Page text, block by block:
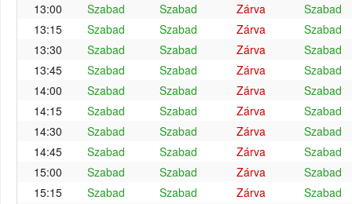
13:00
Szabad Szabad Zárva
Szabad
13:15
Szabad Szabad Zárva
Szabad
13:30
Szabad Szabad Zárva
Szabad
13:45
Szabad Szabad Zárva
Szabad
14:00
Szabad Szabad Zárva
Szabad
14:15
Szabad Szabad Zárva
Szabad
14:30
Szabad Szabad Zárva
Szabad
14:45
Szabad Szabad Zárva
Szabad
15:00
Szabad Szabad Zárva
Szabad
15:15
Szabad Szabad Zárva
Szabad